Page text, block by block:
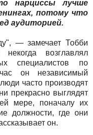
нарциссы лучше
потому что
аудиторией.
— замечает Тобби
возглавлял
специалистов по
он независимый
часто производят
прекрасно выглядят
мере, поначалу их
должности, где они
он.